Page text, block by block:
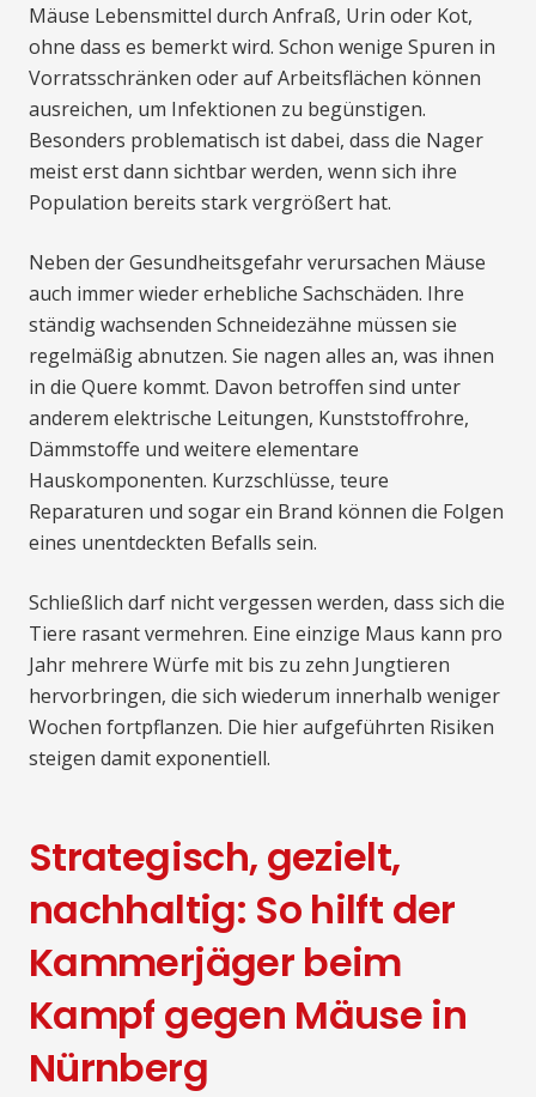
Mäuse Lebensmittel durch Anfraß, Urin oder Kot,
ohne dass es bemerkt wird. Schon wenige Spuren in
Vorratsschränken oder auf Arbeitsflächen können
ausreichen, um Infektionen zu begünstigen.
Besonders problematisch ist dabei, dass die Nager
meist erst dann sichtbar werden, wenn sich ihre
Population bereits stark vergrößert hat.
Neben der Gesundheitsgefahr verursachen Mäuse
auch immer wieder erhebliche Sachschäden. Ihre
ständig wachsenden Schneidezähne müssen sie
regelmäßig abnutzen. Sie nagen alles an, was ihnen
in die Quere kommt. Davon betroffen sind unter
anderem elektrische Leitungen, Kunststoffrohre,
Dämmstoffe und weitere elementare
Hauskomponenten. Kurzschlüsse, teure
Reparaturen und sogar ein Brand können die Folgen
eines unentdeckten Befalls sein.
Schließlich darf nicht vergessen werden, dass sich die
Tiere rasant vermehren. Eine einzige Maus kann pro
Jahr mehrere Würfe mit bis zu zehn Jungtieren
hervorbringen, die sich wiederum innerhalb weniger
Wochen fortpflanzen. Die hier aufgeführten Risiken
steigen damit exponentiell.
Strategisch, gezielt,
nachhaltig: So hilft der
Kammerjäger beim
Kampf gegen Mäuse in
Nürnberg